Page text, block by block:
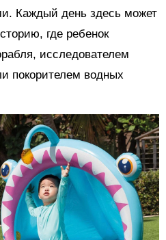
Каждый день здесь может
где ребенок
исследователем
покорителем водных